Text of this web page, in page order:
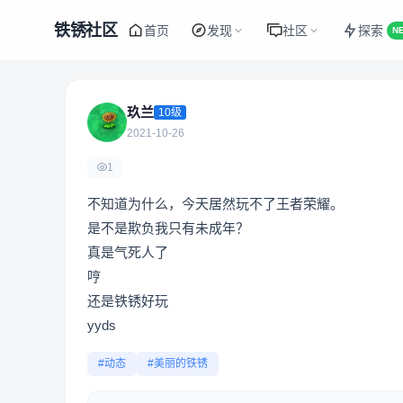
铁锈社区 首页 发现 社区 探索
玖兰 10级
2021-10-26
1
不知道为什么，今天居然玩不了王者荣耀。
是不是欺负我只有未成年？
真是气死人了
哼
还是铁锈好玩
yyds
#动态 #美丽的铁锈